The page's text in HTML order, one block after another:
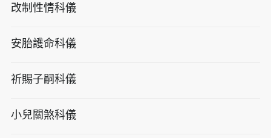
改制性情科儀
安胎護命科儀
祈賜子嗣科儀
小兒關煞科儀